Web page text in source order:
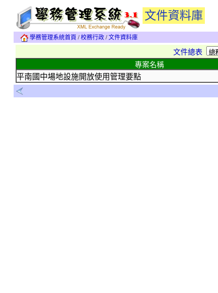
文件資料庫
學務管理系統首頁 /校務行政/文件資料庫
文件總表
專案名稱
平南國中場地設施開放使用管理要點